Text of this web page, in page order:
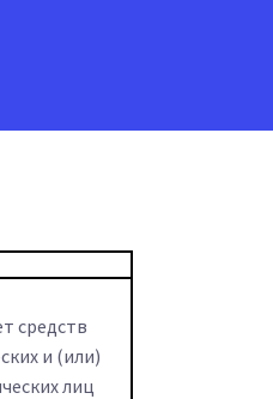
средств
и (или)
лиц